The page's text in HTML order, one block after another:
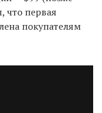
что первая
покупателям